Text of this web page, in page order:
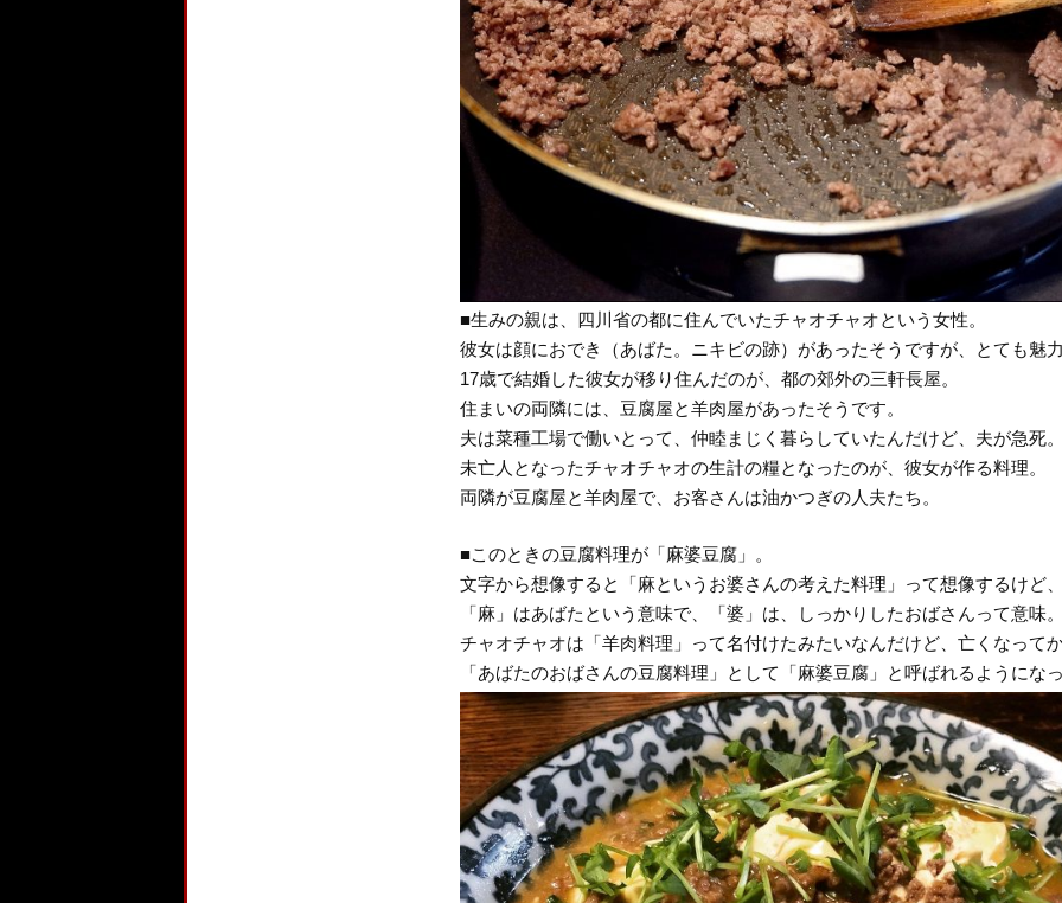
■生みの親は、四川省の都に住んでいたチャオチャオという女性。
彼女は顔におでき（あばた。ニキビの跡）があったそうですが、とても魅
17歳で結婚した彼女が移り住んだのが、都の郊外の三軒長屋。
住まいの両隣には、豆腐屋と羊肉屋があったそうです。
夫は菜種工場で働いとって、仲睦まじく暮らしていたんだけど、夫が急死
未亡人となったチャオチャオの生計の糧となったのが、彼女が作る料理。
両隣が豆腐屋と羊肉屋で、お客さんは油かつぎの人夫たち。
■このときの豆腐料理が「麻婆豆腐」。
文字から想像すると「麻というお婆さんの考えた料理」って想像するけど
「麻」はあばたという意味で、「婆」は、しっかりしたおばさんって意味
チャオチャオは「羊肉料理」って名付けたみたいなんだけど、亡くなって
「あばたのおばさんの豆腐料理」として「麻婆豆腐」と呼ばれるようにな